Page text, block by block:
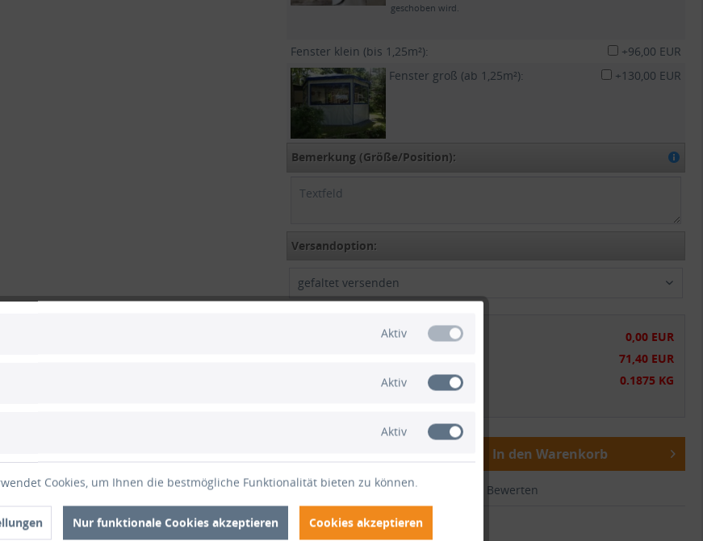
geschoben wird.
Fenster klein (bis 1,25m²):
+96,00 EUR
Fenster groß (ab 1,25m²):
+130,00 EUR
Bemerkung (Größe/Position):
Versandoption:
gefaltet versenden
Zwischensumme:
0,00 EUR
71,40 EUR
Gesamtgewicht:
0.1875 KG
In den Warenkorb
Vergleichen Merken Bewerten
Artikel-Nr.:
Aktiv
Aktiv
Aktiv
Cookies, um Ihnen die bestmögliche Funktionalität bieten zu können.
Nur funktionale Cookies akzeptieren Cookies akzeptieren